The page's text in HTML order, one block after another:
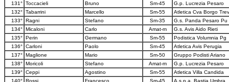
131° Toccacieli Bruno Sm-45
G.p. Lucrezia Pesaro
132° Tabarrini Marcello Sm-55
Atletica Cva Borgo
133° Ragni Stefano Sm-35
G.s. Panda Pesaro Pu
134° Micaloni Carlo Amat-m
G.s. Avis Aido Rieti
135° Perin Germano Sm-55
Podistica Volumnia Pg
136° Carloni Paolo Sm-45
Atletica Avis Perugia
137° Maglione Mario Sm-50
Gruppo Podisti Ariano
138° Moricoli Stefano Amat-m
G.p. Lucrezia Pesaro
139° Ceppi Agostino Sm-55
Atletica Villa Candida
140° Rossi Francesco Sm-45
A.s.p.a. Bastia Umbra